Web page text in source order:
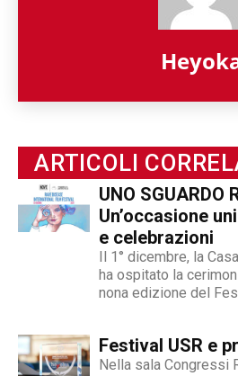
ARTICOLI
UNO SGUARDO
Un’occasione
e celebrazioni
Il 1° dicembre, la
ha ospitato la
nona edizione del
diversità, alla fragilità,
quale siamo...
Festival USR e
Nella sala Congressi